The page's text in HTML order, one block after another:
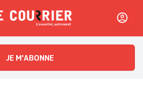
L'essentiel, autrement
JE M'ABONNE